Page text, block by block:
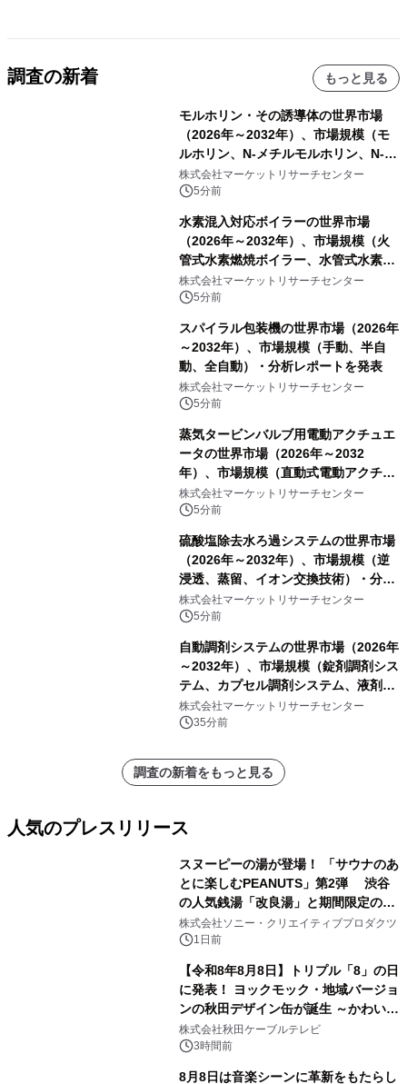
調査の新着 もっと見る
モルホリン・その誘導体の世界市場
（2026年～2032年）、市場規模（モ
ルホリン、N-メチルモルホリン、N-エ
チルモルホリン、その他）・分析レポ
ートを発表
株式会社マーケットリサーチセンター
5分前
水素混入対応ボイラーの世界市場
（2026年～2032年）、市場規模（火
管式水素燃焼ボイラー、水管式水素燃
焼ボイラー、その他）・分析レポート
を発表
株式会社マーケットリサーチセンター
5分前
スパイラル包装機の世界市場（2026年
～2032年）、市場規模（手動、半自
動、全自動）・分析レポートを発表
株式会社マーケットリサーチセンター
5分前
蒸気タービンバルブ用電動アクチュエ
ータの世界市場（2026年～2032
年）、市場規模（直動式電動アクチュ
エータ、回転式電動アクチュエー
タ）・分析レポートを発表
株式会社マーケットリサーチセンター
5分前
硫酸塩除去水ろ過システムの世界市場
（2026年～2032年）、市場規模（逆
浸透、蒸留、イオン交換技術）・分析
レポートを発表
株式会社マーケットリサーチセンター
5分前
自動調剤システムの世界市場（2026年
～2032年）、市場規模（錠剤調剤シス
テム、カプセル調剤システム、液剤調
剤システム、その他）・分析レポート
を発表
株式会社マーケットリサーチセンター
35分前
調査の新着をもっと見る
人気のプレスリリース
スヌーピーの湯が登場！ 「サウナのあ
とに楽しむPEANUTS」第2弾 渋谷
の人気銭湯「改良湯」と期間限定のコ
ラボレーション サウナイキタイコラ
ボグッズも発売決定！
株式会社ソニー・クリエイティブプロダクツ
1日前
【令和8年8月8日】トリプル「8」の日
に発表！ ヨックモック・地域バージョ
ンの秋田デザイン缶が誕生 ～かわいい
秋田犬の子犬と秋田の四季と名所を巡
るパッケージ～ 9月1日(火)秋田県内で
株式会社秋田ケーブルテレビ
3時間前
8月8日は音楽シーンに革新をもたらし